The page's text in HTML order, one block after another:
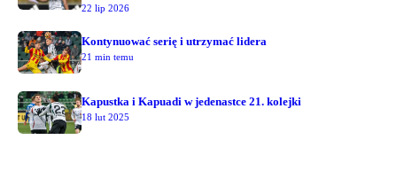
22 lip 2026
Kontynuować serię i utrzymać lidera
21 min temu
Kapustka i Kapuadi w jedenastce 21. kolejki
18 lut 2025